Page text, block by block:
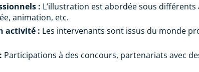
: L’illustration est abordée sous différents
animation, etc.
activité : Les intervenants sont issus du monde
Participations à des concours, partenariats avec